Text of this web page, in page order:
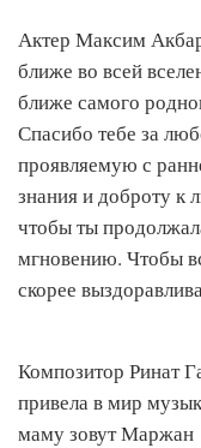
Актер Максим
ближе во всей
ближе самого
Спасибо тебе за
проявляемую с
знания и доброту к
чтобы ты
мгновению. Чтобы
скорее
Композитор Ринат
привела в мир
маму зовут Маржан